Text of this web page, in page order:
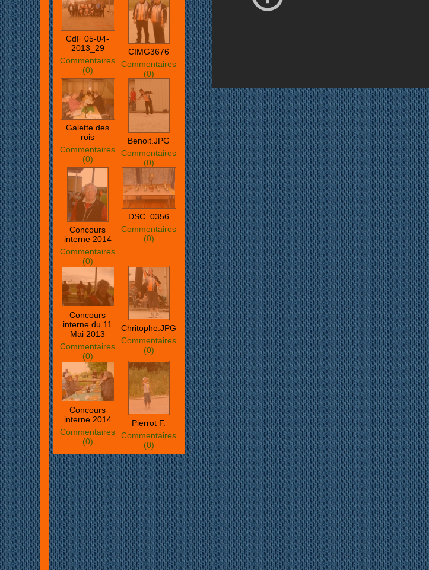
CdF 05-04-
2013_29
Commentaires
(0)
CIMG3676
Commentaires
(0)
Galette des
rois
Commentaires
(0)
Benoit.JPG
Commentaires
(0)
Concours
interne 2014
Commentaires
(0)
DSC_0356
Commentaires
(0)
Concours
interne du 11
Mai 2013
Commentaires
(0)
Chritophe.JPG
Commentaires
(0)
Concours
interne 2014
Commentaires
(0)
Pierrot F.
Commentaires
(0)